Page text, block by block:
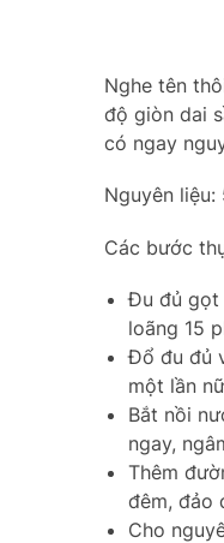
Nghe tên
độ giòn dai
có ngay
Nguyên
Các bước
Đu đủ gọt
loãng 15
Đổ đu đủ
một lần
Bắt nồi
ngay,
Thêm
đêm, đảo
Cho